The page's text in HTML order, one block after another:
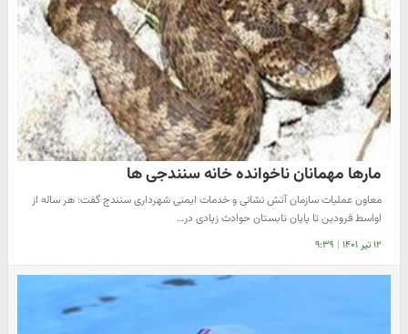
مارها مهمانان ناخوانده خانه سنندجی ها
معاون عملیات سازمان آتش نشانی و خدمات ایمنی شهرداری سنندج گفت: هر ساله از
اواسط فرودین تا پایان تابستان حوادث زیادی در…
۱۲ تیر ۱۴۰۱ | ۹:۳۹